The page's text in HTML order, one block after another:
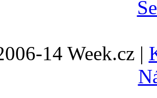
14 Week.cz |